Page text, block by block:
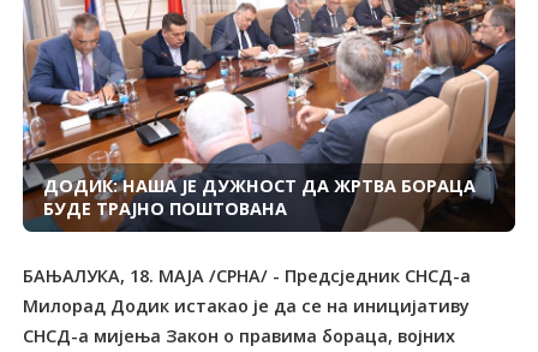
ДОДИК: НАША ЈЕ ДУЖНОСТ ДА ЖРТВА БОРАЦА
БУДЕ ТРАЈНО ПОШТОВАНА
БАЊАЛУКА, 18. МАЈА /СРНА/ - Предсједник СНСД-а
Милорад Додик истакао је да се на иницијативу
СНСД-a мијења Закон о правима бораца, војних